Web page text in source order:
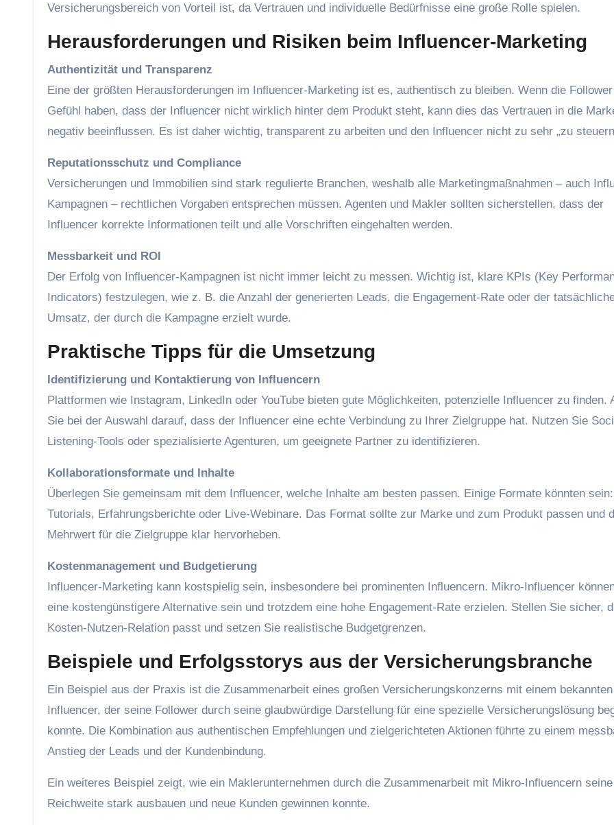
Versicherungsbereich von Vorteil ist, da Vertrauen und individuelle Bedürfnisse eine große Rolle spielen.
Herausforderungen und Risiken beim Influencer-Marketing
Authentizität und Transparenz
Eine der größten Herausforderungen im Influencer-Marketing ist es, authentisch zu bleiben. Wenn die
Gefühl haben, dass der Influencer nicht wirklich hinter dem Produkt steht, kann dies das Vertrauen in die
negativ beeinflussen. Es ist daher wichtig, transparent zu arbeiten und den Influencer nicht zu sehr „zu
Reputationsschutz und Compliance
Versicherungen und Immobilien sind stark regulierte Branchen, weshalb alle Marketingmaßnahmen – auch
Kampagnen – rechtlichen Vorgaben entsprechen müssen. Agenten und Makler sollten sicherstellen, dass der
Influencer korrekte Informationen teilt und alle Vorschriften eingehalten werden.
Messbarkeit und ROI
Der Erfolg von Influencer-Kampagnen ist nicht immer leicht zu messen. Wichtig ist, klare KPIs (Key
Indicators) festzulegen, wie z. B. die Anzahl der generierten Leads, die Engagement-Rate oder der
Umsatz, der durch die Kampagne erzielt wurde.
Praktische Tipps für die Umsetzung
Identifizierung und Kontaktierung von Influencern
Plattformen wie Instagram, LinkedIn oder YouTube bieten gute Möglichkeiten, potenzielle Influencer zu finden.
Sie bei der Auswahl darauf, dass der Influencer eine echte Verbindung zu Ihrer Zielgruppe hat. Nutzen Sie
Listening-Tools oder spezialisierte Agenturen, um geeignete Partner zu identifizieren.
Kollaborationsformate und Inhalte
Überlegen Sie gemeinsam mit dem Influencer, welche Inhalte am besten passen. Einige Formate könnten sein:
Tutorials, Erfahrungsberichte oder Live-Webinare. Das Format sollte zur Marke und zum Produkt passen und
Mehrwert für die Zielgruppe klar hervorheben.
Kostenmanagement und Budgetierung
Influencer-Marketing kann kostspielig sein, insbesondere bei prominenten Influencern. Mikro-Influencer
eine kostengünstigere Alternative sein und trotzdem eine hohe Engagement-Rate erzielen. Stellen Sie sicher,
Kosten-Nutzen-Relation passt und setzen Sie realistische Budgetgrenzen.
Beispiele und Erfolgsstorys aus der Versicherungsbranche
Ein Beispiel aus der Praxis ist die Zusammenarbeit eines großen Versicherungskonzerns mit einem bekannten
Influencer, der seine Follower durch seine glaubwürdige Darstellung für eine spezielle Versicherungslösung
konnte. Die Kombination aus authentischen Empfehlungen und zielgerichteten Aktionen führte zu einem
Anstieg der Leads und der Kundenbindung.
Ein weiteres Beispiel zeigt, wie ein Maklerunternehmen durch die Zusammenarbeit mit Mikro-Influencern
Reichweite stark ausbauen und neue Kunden gewinnen konnte.